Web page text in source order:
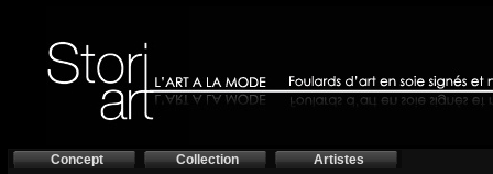
Concept Collection Artistes